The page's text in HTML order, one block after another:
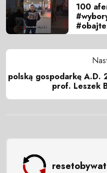
100
polską gospodarkę A.D.
prof. Leszek